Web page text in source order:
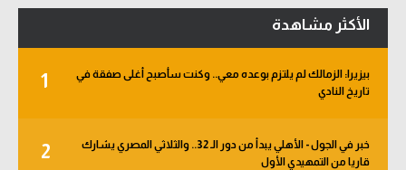
الأكثر مشاهدة
1
بيزيرا: الزمالك لم يلتزم بوعده معي.. وكنت سأصبح أغلى صفقة في
تاريخ النادي
2
خبر في الجول - الأهلي يبدأ من دور الـ 32.. والثلاثي المصري يشارك
قاريا من التمهيدي الأول